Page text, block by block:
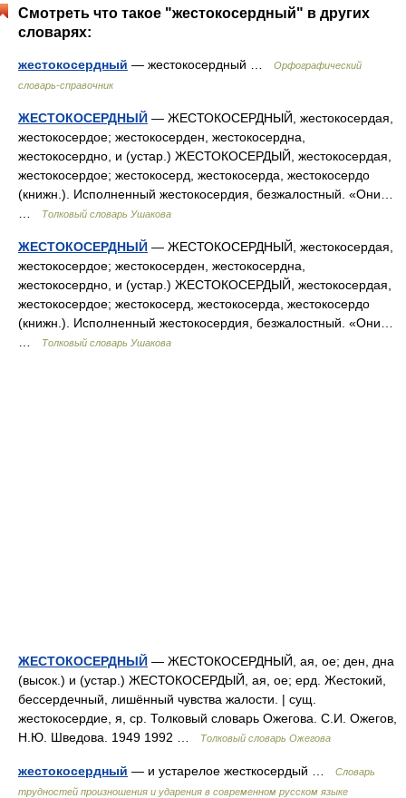
Смотреть что такое "жестокосердный" в других
словарях:
жестокосердный — жестокосердный …
Орфографический
словарь-справочник
ЖЕСТОКОСЕРДНЫЙ — ЖЕСТОКОСЕРДНЫЙ, жестокосердая,
жестокосердое; жестокосерден, жестокосердна,
жестокосердно, и (устар.) ЖЕСТОКОСЕРДЫЙ, жестокосердая,
жестокосердое; жестокосерд, жестокосерда, жестокосердо
(книжн.). Исполненный жестокосердия, безжалостный. «Они…
Толковый словарь Ушакова
ЖЕСТОКОСЕРДНЫЙ — ЖЕСТОКОСЕРДНЫЙ, жестокосердая,
жестокосердое; жестокосерден, жестокосердна,
жестокосердно, и (устар.) ЖЕСТОКОСЕРДЫЙ, жестокосердая,
жестокосердое; жестокосерд, жестокосерда, жестокосердо
(книжн.). Исполненный жестокосердия, безжалостный. «Они…
Толковый словарь Ушакова
ЖЕСТОКОСЕРДНЫЙ — ЖЕСТОКОСЕРДНЫЙ, ая, ое; ден, дна
(высок.) и (устар.) ЖЕСТОКОСЕРДЫЙ, ая, ое; ерд. Жестокий,
бессердечный, лишённый чувства жалости. | сущ.
жестокосердие, я, ср. Толковый словарь Ожегова. С.И. Ожегов,
Н.Ю. Шведова. 1949 1992 …
Толковый словарь Ожегова
жестокосердный — и устарелое жесткосердый …
Словарь
трудностей произношения и ударения в современном русском языке